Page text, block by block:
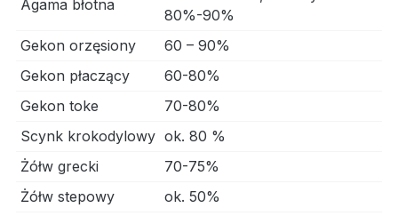
Agama błotna
80%-90%
Gekon orzęsiony
60 – 90%
Gekon płaczący
60-80%
Gekon toke
70-80%
Scynk krokodylowy ok. 80 %
Żółw grecki
70-75%
Żółw stepowy
ok. 50%